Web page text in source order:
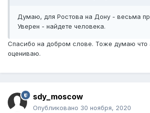
Думаю, для Ростова на Дону - весьма
Уверен - найдете человека.
Спасибо на добром слове. Тоже думаю что
оцениваю.
sdy_moscow
Опубликовано 30 ноября, 2020